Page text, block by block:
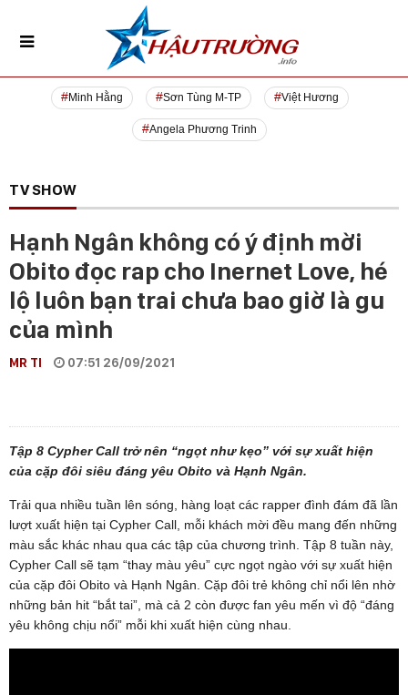
Minh Hằng Sơn Tùng M-TP Việt Hương
Angela Phương Trinh
TV SHOW
Hạnh Ngân không có ý định mời
Obito đọc rap cho Inernet Love, hé
lộ luôn bạn trai chưa bao giờ là gu
của mình
MR TI 07:51 26/09/2021
Tập 8 Cypher Call trở nên “ngọt như kẹo” với sự xuất hiện
của cặp đôi siêu đáng yêu Obito và Hạnh Ngân.
Trải qua nhiều tuần lên sóng, hàng loạt các rapper đình đám đã lần
lượt xuất hiện tại Cypher Call, mỗi khách mời đều mang đến những
màu sắc khác nhau qua các tập của chương trình. Tập 8 tuần này,
Cypher Call sẽ tạm “thay màu yêu” cực ngọt ngào với sự xuất hiện
của cặp đôi Obito và Hạnh Ngân. Cặp đôi trẻ không chỉ nổi lên nhờ
những bản hit “bắt tai”, mà cả 2 còn được fan yêu mến vì độ “đáng
yêu không chịu nổi” mỗi khi xuất hiện cùng nhau.